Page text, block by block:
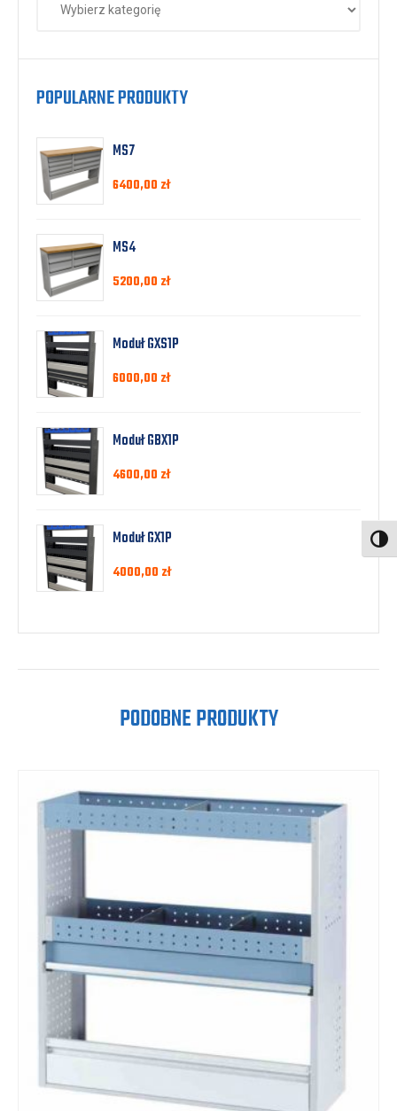
POPULARNE PRODUKTY
MS7
6400,00 zł
MS4
5200,00 zł
Moduł GXS1P
6000,00 zł
Moduł GBX1P
4600,00 zł
Moduł GX1P
4000,00 zł
PODOBNE PRODUKTY